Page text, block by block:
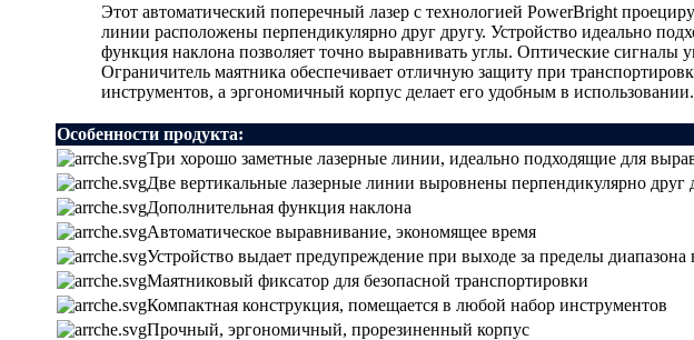
Этот автоматический поперечный лазер с технологией PowerBright
линии расположены перпендикулярно друг другу. Устройство идеально
функция наклона позволяет точно выравнивать углы. Оптические сигналы
Ограничитель маятника обеспечивает отличную защиту при
инструментов, а эргономичный корпус делает его удобным в использовании.
Особенности продукта:
Три хорошо заметные лазерные линии, идеально подходящие для
Две вертикальные лазерные линии выровнены перпендикулярно друг
Дополнительная функция наклона
Автоматическое выравнивание, экономящее время
Устройство выдает предупреждение при выходе за пределы
Маятниковый фиксатор для безопасной транспортировки
Компактная конструкция, помещается в любой набор инструментов
Прочный, эргономичный, прорезиненный корпус